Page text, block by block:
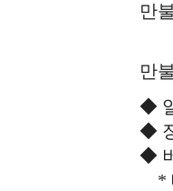
만
만
◆
◆
◆
*